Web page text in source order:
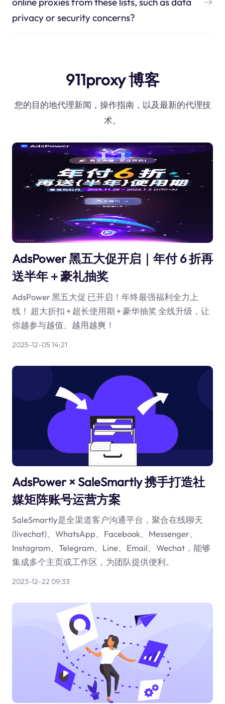
privacy or security concerns?
911proxy 博客
您的目的地代理新闻，操作指南，以及最新的代理技
术。
AdsPower 黑五大促开启｜年付 6 折再
送半年＋豪礼抽奖
AdsPower 黑五大促 已开启！年终最强福利全力上
线！ 超大折扣 + 超长使用期 + 豪华抽奖 全线升级，让
你越参与越值、越用越爽！
2025-12-05 14:21
AdsPower × SaleSmartly 携手打造社
媒矩阵账号运营方案
SaleSmartly是全渠道客户沟通平台，聚合在线聊天
(livechat)、WhatsApp、Facebook、Messenger、
Instagram、Telegram、Line、Email、Wechat，能够
集成多个主页或工作区，为团队提供便利。
2023-12-22 09:33